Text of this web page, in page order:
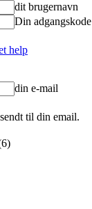
dit brugernavn
Din adgangskode
help
din e-mail
til din email.